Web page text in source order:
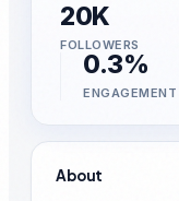
20K
FOLLOWERS
0.3%
ENGAGEMENT
About